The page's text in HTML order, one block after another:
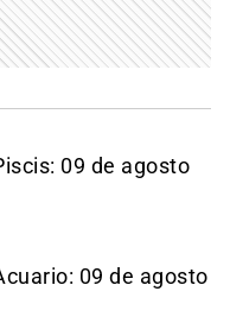
09 de agosto
09 de agosto